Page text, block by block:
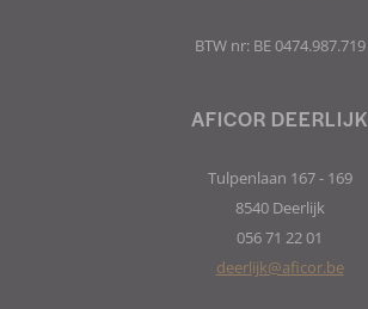
AFICOR DEERLIJK
Tulpenlaan 167 - 169
8540 Deerlijk
056 71 22 01
deerlijk@aficor.be
BTW nr: BE 0474.987.719